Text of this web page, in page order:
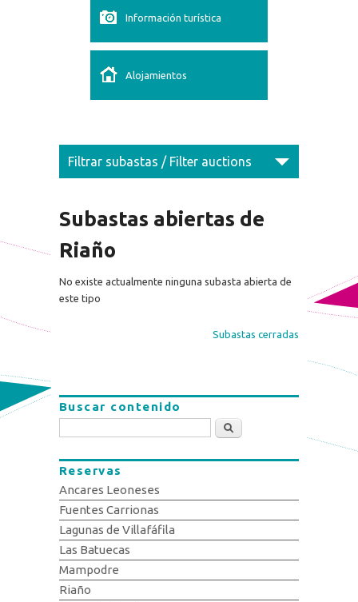
Información turística
Alojamientos
Filtrar subastas / Filter auctions
Subastas abiertas de
Riaño
No existe actualmente ninguna subasta abierta de
este tipo
Subastas cerradas
Buscar contenido
Buscar
Reservas
Ancares Leoneses
Fuentes Carrionas
Lagunas de Villafáfila
Las Batuecas
Mampodre
Riaño